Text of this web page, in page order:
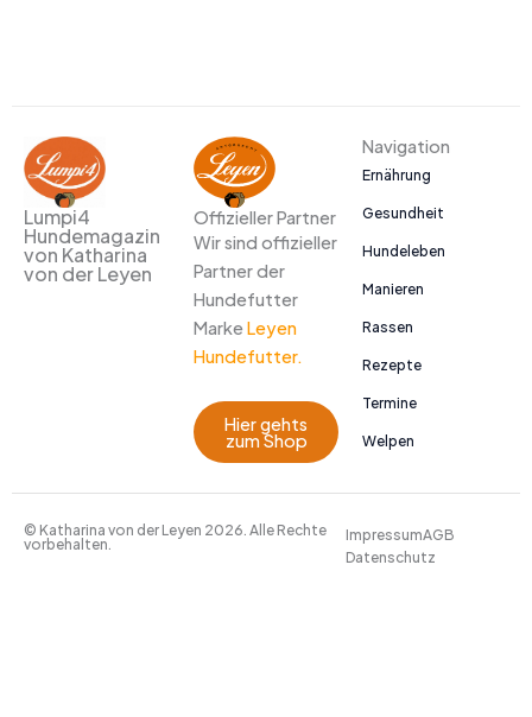
Lumpi4
Hundemagazin
von Katharina
von der Leyen
Offizieller Partner
Wir sind offizieller
Partner der
Hundefutter
Marke Leyen
Hundefutter.
Hier gehts
zum Shop
Navigation
Ernährung
Gesundheit
Hundeleben
Manieren
Rassen
Rezepte
Termine
Welpen
© Katharina von der Leyen 2026. Alle Rechte
vorbehalten.
ImpressumAGB
Datenschutz